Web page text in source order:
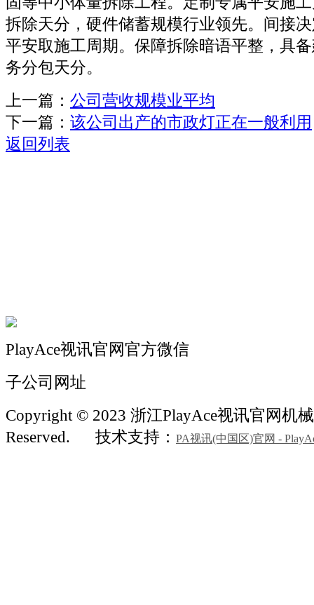
拆除天分，硬件储蓄规模行业领先。间接
平安取施工周期。保障拆除暗语平整，具
务分包天分。
上一篇： 公司营收规模业平均
下一篇： 该公司出产的市政灯正在一般利用
返回列表
PlayAce视讯官网官方微信
子公司网址
Copyright © 2023 浙江PlayAce视讯官网机
Reserved.
技术支持： PA视讯(中国区)官网 -